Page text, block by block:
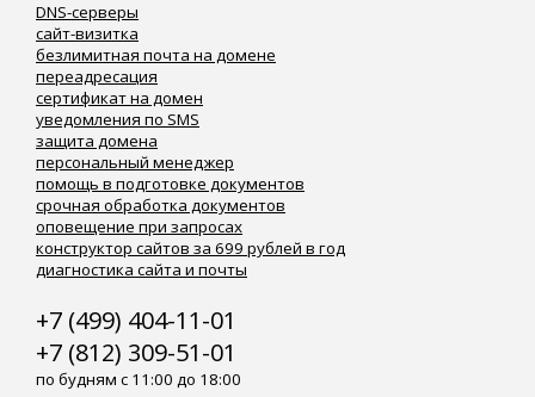
DNS-серверы
сайт-визитка
безлимитная почта на домене
переадресация
сертификат на домен
уведомления по SMS
защита домена
персональный менеджер
помощь в подготовке документов
срочная обработка документов
оповещение при запросах
конструктор сайтов за 699 рублей в год
диагностика сайта и почты
+7 (499) 404-11-01
+7 (812) 309-51-01
по будням с 11:00 до 18:00